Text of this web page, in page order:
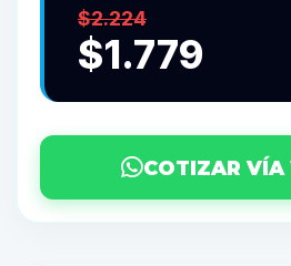
$2.224
$1.779
COTIZAR